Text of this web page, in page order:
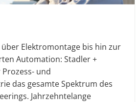
Elektromontage bis hin zur
Automation: Stadler +
und
das gesamte Spektrum des
Jahrzehntelange